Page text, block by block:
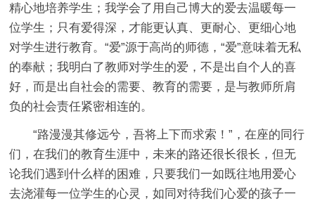
精心地培养学生；我学会了用自己博大的爱去温暖每一
位学生；只有爱得深，才能更认真、更耐心、更细心地
对学生进行教育。“爱”源于高尚的师德，“爱”意味着无私
的奉献；我明白了教师对学生的爱，不是出自个人的喜
好，而是出自社会的需要、教育的需要，是与教师所肩
负的社会责任紧密相连的。
“路漫漫其修远兮，吾将上下而求索！”，在座的同行
们，在我们的教育生涯中，未来的路还很长很长，但无
论我们遇到什么样的困难，只要我们一如既往地用爱心
去浇灌每一位学生的心灵，如同对待我们心爱的孩子一